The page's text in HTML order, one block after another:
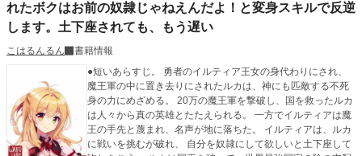
れたボクはお前の奴隷じゃねえんだよ！と変身スキルで反逆
します。土下座されても、もう遅い
こはるんるん
書籍情報
●短いあらすじ。 勇者のイルティア王女の身代わりにされ、
魔王軍の中に置き去りにされたルカは、神にも匹敵する不死
身の力にめざめる。 20万の魔王軍を撃破し、国を救ったルカ
は人々から真の英雄とたたえられる。 一方でイルティアは魔
王の手先と蔑まれ、名声が地に落ちた。 イルティアは、ルカ
に戦いを挑むが破れ、 自分を奴隷にして欲しいと土下座して